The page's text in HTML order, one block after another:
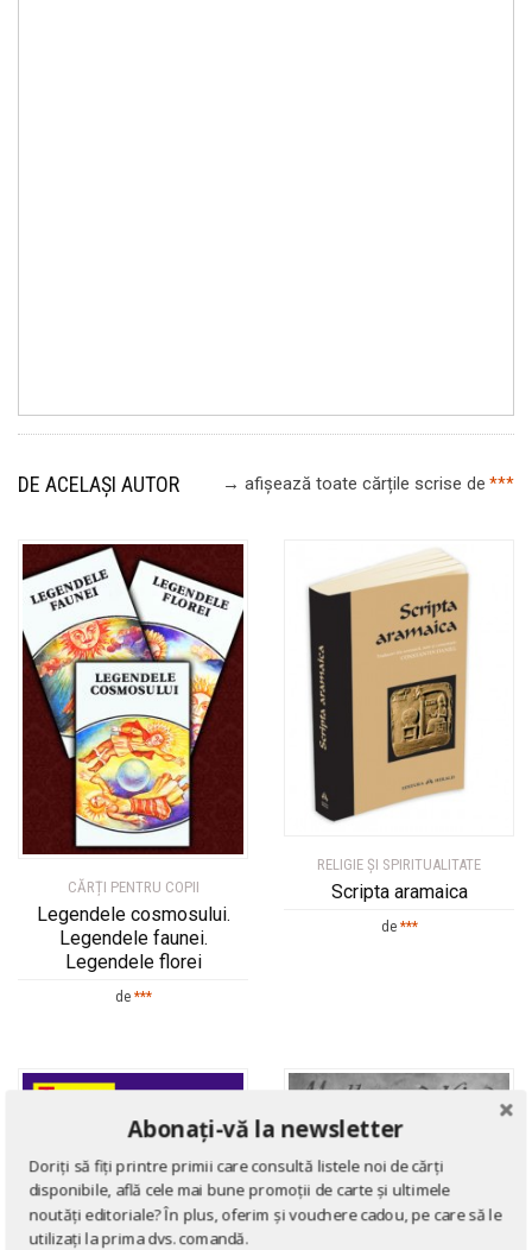
DE ACELAȘI AUTOR → afișează toate cărțile scrise de ***
CĂRȚI PENTRU COPII
Legendele cosmosului.
Legendele faunei.
Legendele florei
de ***
RELIGIE ȘI SPIRITUALITATE
Scripta aramaica
de ***
Abonați-vă la newsletter
Doriți să fiți printre primii care consultă listele noi de cărți
disponibile, află cele mai bune promoții de carte și ultimele
noutăți editoriale? În plus, oferim și vouchere cadou, pe care să le
utilizați la prima dvs. comandă.